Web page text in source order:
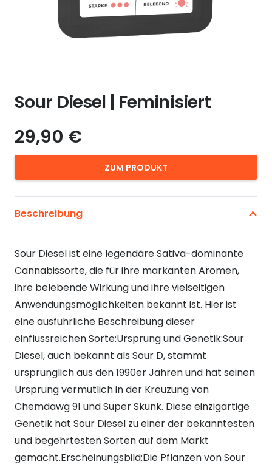
Sour Diesel | Feminisiert
29,90 €
ZUM PRODUKT
Beschreibung
Sour Diesel ist eine legendäre Sativa-dominante
Cannabissorte, die für ihre markanten Aromen,
ihre belebende Wirkung und ihre vielseitigen
Anwendungsmöglichkeiten bekannt ist. Hier ist
eine ausführliche Beschreibung dieser
einflussreichen Sorte:Ursprung und Genetik:Sour
Diesel, auch bekannt als Sour D, stammt
ursprünglich aus den 1990er Jahren und hat seinen
Ursprung vermutlich in der Kreuzung von
Chemdawg 91 und Super Skunk. Diese einzigartige
Genetik hat Sour Diesel zu einer der bekanntesten
und begehrtesten Sorten auf dem Markt
gemacht.Erscheinungsbild:Die Pflanzen von Sour